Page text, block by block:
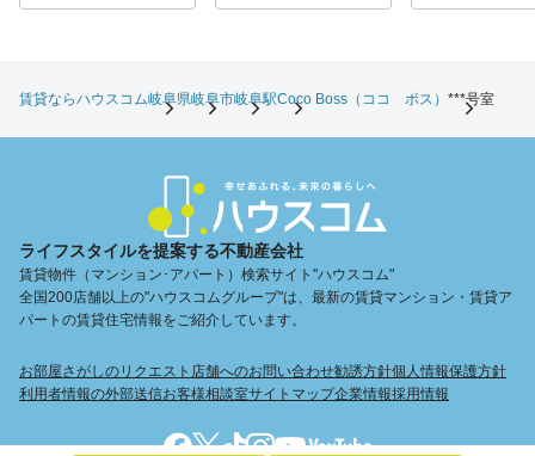
賃貸ならハウスコム岐阜県岐阜市岐阜駅Coco Boss（ココ ボス） ***号室
ライフスタイルを提案する不動産会社
賃貸物件（マンション･アパート）検索サイト"ハウスコム"
全国200店舗以上の"ハウスコムグループ"は、最新の賃貸マンション・賃貸ア
パートの賃貸住宅情報をご紹介しています。
お部屋さがしのリクエスト 店舗へのお問い合わせ勧誘方針個人情報保護方針
利用者情報の外部送信お客様相談室サイトマップ企業情報採用情報